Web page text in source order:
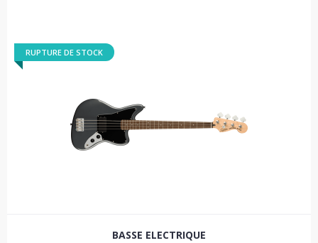
RUPTURE DE STOCK
BASSE ELECTRIQUE